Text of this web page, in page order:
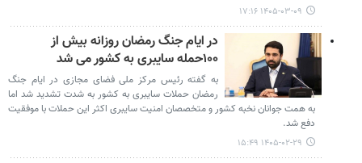
۱۴۰۵-۰۳-۰۹ ۱۷:۱۶
در ایام جنگ رمضان روزانه بیش از
۱۰۰حمله سایبری به کشور می شد
به گفته رئیس مرکز ملی فضای مجازی در ایام جنگ
رمضان حملات سایبری به کشور به شدت تشدید شد اما
به همت جوانان نخبه کشور و متخصصان امنیت سایبری اکثر این حملات با موفقیت
دفع شد.
۱۴۰۵-۰۲-۲۹ ۱۵:۴۹